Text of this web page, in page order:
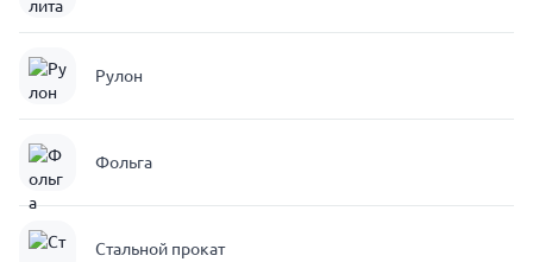
Рулон
Фольга
Стальной прокат